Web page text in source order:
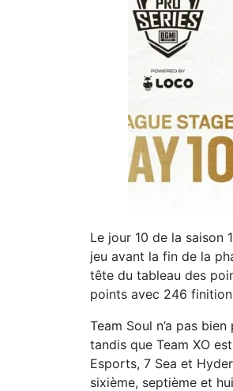
Le jour 10 de la saison
jeu avant la fin de la
tête du tableau des
points avec 246
Team Soul n’a pas
tandis que Team XO
Esports, 7 Sea et
sixième, septième et